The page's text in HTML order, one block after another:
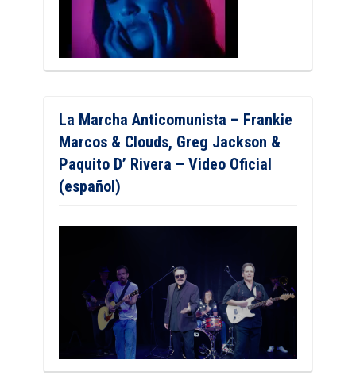
La Marcha Anticomunista – Frankie
Marcos & Clouds, Greg Jackson &
Paquito D’ Rivera – Video Oficial
(español)